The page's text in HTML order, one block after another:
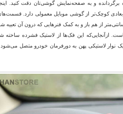
برگردانده و به صفحه‌نمایش گوشی‌تان دقت کنید.
کوچک‌تر از گوشی موبایل معمولی دارد.
و یک نوار لاستیکی. فک‌های نگه‌دارنده‌ی آن تا 7.6 سانتی‌متر از هم باز و به کمک
ازآنجایی‌که این فک‌ها از لاستیک فشرده ساخته‌
لاستیکی پهن به دورفرمان خودرو متصل می‌شود